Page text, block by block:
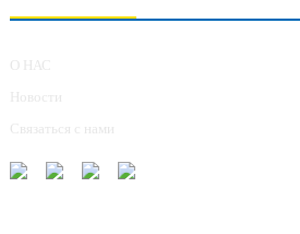
О НАС
Новости
Связаться с нами